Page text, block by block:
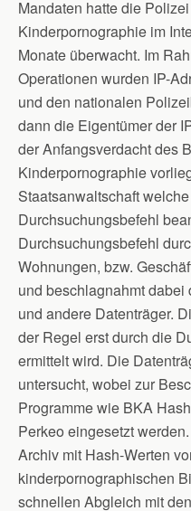
Mandaten hatte die
Kinderpornographie im
Monate überwacht. Im
Operationen wurden IP-
und den nationalen
dann die Eigentümer der
der Anfangsverdacht des
Kinderpornographie
Staatsanwaltschaft
Durchsuchungsbefehl
Durchsuchungsbefehl
Wohnungen, bzw.
und beschlagnahmt dabei
und andere Datenträger.
der Regel erst durch die
ermittelt wird. Die
untersucht, wobei zur
Programme wie BKA
Perkeo eingesetzt
Archiv mit Hash-Werten
kinderpornographischen
schnellen Abgleich mit